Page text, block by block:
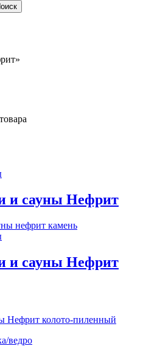
и сауны Нефрит
и сауны Нефрит
Нефрит колото-пиленный
ведро